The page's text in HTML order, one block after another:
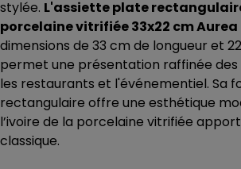
stylée. L'assiette plate
porcelaine vitrifiée 33x22 cm Aurea
dimensions de 33 cm de longueur et
permet une présentation raffinée des
les restaurants et l'événementiel. Sa
rectangulaire offre une esthétique
l’ivoire de la porcelaine vitrifiée
classique.